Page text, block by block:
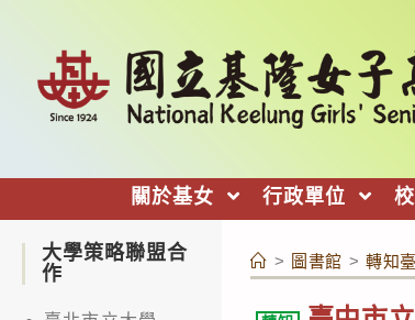
關於基女 行政單位
> 圖書館 > 轉知
大學策略聯盟合
作